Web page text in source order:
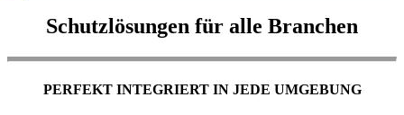
Schutzlösungen für alle Branchen
PERFEKT INTEGRIERT IN JEDE UMGEBUNG